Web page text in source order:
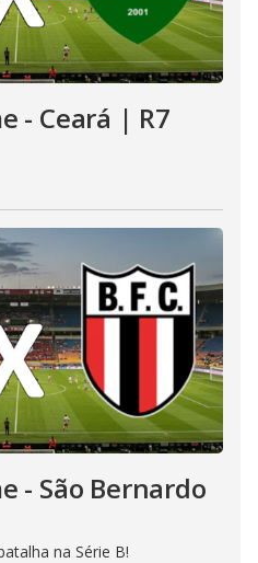
- Ceará | R7
- São Bernardo
na Série B!